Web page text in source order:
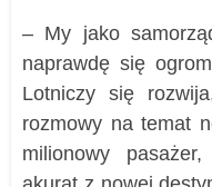
– My jako
naprawdę się
Lotniczy się
rozmowy na temat
milionowy